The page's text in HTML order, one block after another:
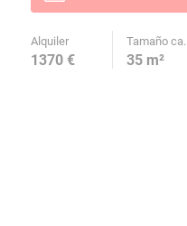
Alquiler Tamaño ca.
1370 € 35 m²